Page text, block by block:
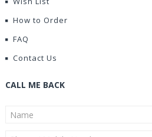
How to Order
FAQ
Contact Us
CALL ME BACK